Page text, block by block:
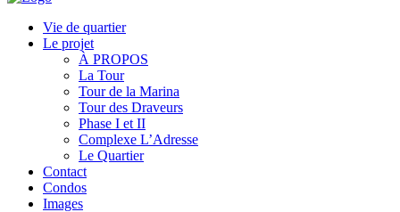
Vie de quartier
Le projet
À PROPOS
La Tour
Tour de la Marina
Tour des Draveurs
Phase I et II
Complexe L’Adresse
Le Quartier
Contact
Condos
Images